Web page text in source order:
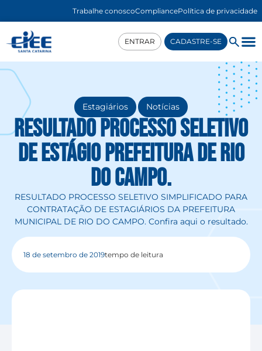
Trabalhe conoscoCompliancePolítica de privacidade
ENTRAR CADASTRE-SE
Estagiários , Notícias
RESULTADO PROCESSO SELETIVO
DE ESTÁGIO PREFEITURA DE RIO
DO CAMPO.
RESULTADO PROCESSO SELETIVO SIMPLIFICADO PARA
CONTRATAÇÃO DE ESTAGIÁRIOS DA PREFEITURA
MUNICIPAL DE RIO DO CAMPO. Confira aqui o resultado.
18 de setembro de 2019tempo de leitura